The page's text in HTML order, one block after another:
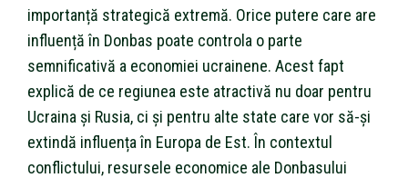
importanță strategică extremă. Orice putere care are
influență în Donbas poate controla o parte
semnificativă a economiei ucrainene. Acest fapt
explică de ce regiunea este atractivă nu doar pentru
Ucraina și Rusia, ci și pentru alte state care vor să-și
extindă influența în Europa de Est. În contextul
conflictului, resursele economice ale Donbasului